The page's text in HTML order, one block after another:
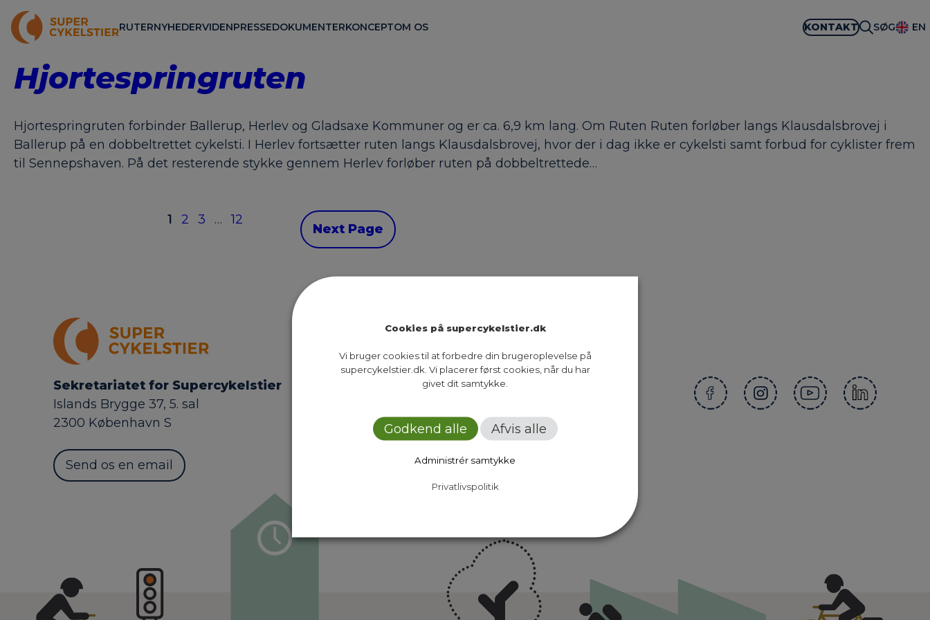
RUTERNYHEDERVIDENPRESSEDOKUMENTERKONCEPTOM OS KONTAKT SØG EN
Hjortespringruten
Hjortespringruten forbinder Ballerup, Herlev og Gladsaxe Kommuner og er ca. 6,9 km lang. Om Ruten Ruten forløber langs Klausdalsbrovej i
Ballerup på en dobbeltrettet cykelsti. I Herlev fortsætter ruten langs Klausdalsbrovej, hvor der i dag ikke er cykelsti samt forbud for cyklister frem
til Sennepshaven. På det resterende stykke gennem Herlev forløber ruten på dobbeltrettede…
1 2 3 … 12
Next Page
Sekretariatet for Supercykelstier
Islands Brygge 37, 5. sal
2300 København S
Send os en email
Nyheder
Presse
Dokumenter Kontakt
Cookies på supercykelstier.dk
Vi bruger cookies til at forbedre din brugeroplevelse på
supercykelstier.dk. Vi placerer først cookies, når du har
givet dit samtykke.
Godkend alle Afvis alle
Administrér samtykke
Privatlivspolitik